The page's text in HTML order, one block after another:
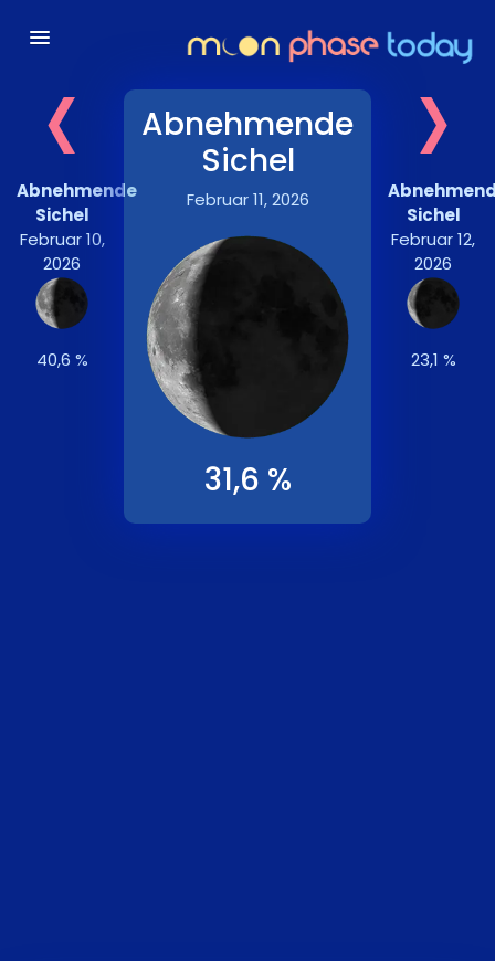
‹
Abnehmende
Sichel
Februar 10,
2026
40,6 %
Abnehmende
Sichel
Februar 11, 2026
31,6 %
›
Sichel
Februar 12,
2026
23,1 %